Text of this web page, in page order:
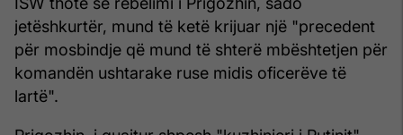
jetëshkurtër, mund të ketë krijuar një "precedent
për mosbindje që mund të shterë mbështetjen për
komandën ushtarake ruse midis oficerëve të
lartë".